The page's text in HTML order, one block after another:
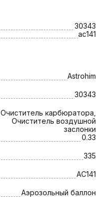
30343
ac141
Astrohim
30343
Очиститель карбюратора,
Очиститель воздушной
заслонки
0.33
335
AC141
Аэрозольный баллон